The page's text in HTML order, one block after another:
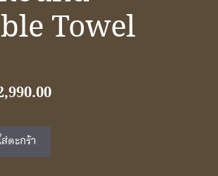
Towel
Current
ตะกร้า